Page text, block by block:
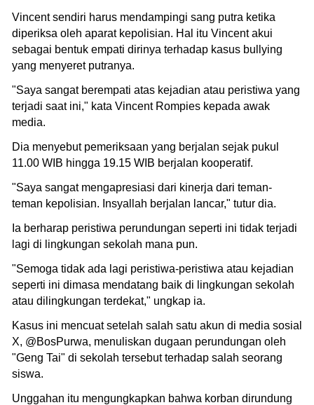
Vincent sendiri harus mendampingi sang putra ketika
diperiksa oleh aparat kepolisian. Hal itu Vincent akui
sebagai bentuk empati dirinya terhadap kasus bullying
yang menyeret putranya.
"Saya sangat berempati atas kejadian atau peristiwa yang
terjadi saat ini," kata Vincent Rompies kepada awak
media.
Dia menyebut pemeriksaan yang berjalan sejak pukul
11.00 WIB hingga 19.15 WIB berjalan kooperatif.
"Saya sangat mengapresiasi dari kinerja dari teman-
teman kepolisian. Insyallah berjalan lancar," tutur dia.
Ia berharap peristiwa perundungan seperti ini tidak terjadi
lagi di lingkungan sekolah mana pun.
"Semoga tidak ada lagi peristiwa-peristiwa atau kejadian
seperti ini dimasa mendatang baik di lingkungan sekolah
atau dilingkungan terdekat," ungkap ia.
Kasus ini mencuat setelah salah satu akun di media sosial
X, @BosPurwa, menuliskan dugaan perundungan oleh
"Geng Tai" di sekolah tersebut terhadap salah seorang
siswa.
Unggahan itu mengungkapkan bahwa korban dirundung